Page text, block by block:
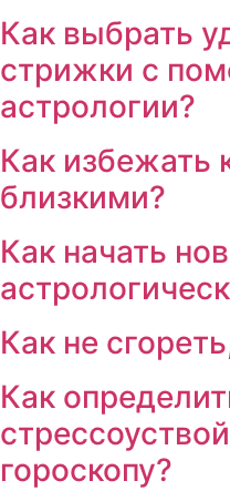
Как выбрать
стрижки с
астрологии?
Как избежать
близкими?
Как начать
Как не
Как
гороскопу?